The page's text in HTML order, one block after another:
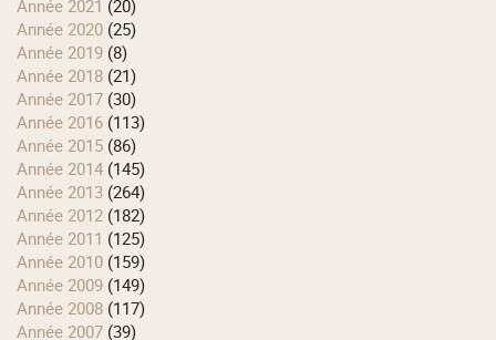
année 2021 (20)
année 2020 (25)
année 2019 (8)
année 2018 (21)
année 2017 (30)
année 2016 (113)
année 2015 (86)
année 2014 (145)
année 2013 (264)
année 2012 (182)
année 2011 (125)
année 2010 (159)
année 2009 (149)
année 2008 (117)
année 2007 (39)